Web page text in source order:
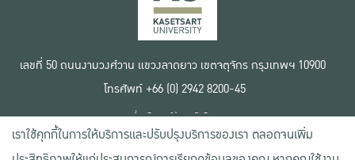
เลขที่ 50 ถนนงามวงศ์วาน แขวงลาดยาว เขตจตุจักร กรุงเทพฯ 10900
โทรศัพท์ +66 (0) 2942 8200-45
เงื่อนไขการใช้งานเว็บไซต์
ข้อตกลงด้านสิทธิ์ใช้งาน
นโยบายความเป็นส่วนตัว
เราใช้คุกกี้ในการให้บริการและปรับปรุงบริการของเรา ตลอดจนเพิ่ม